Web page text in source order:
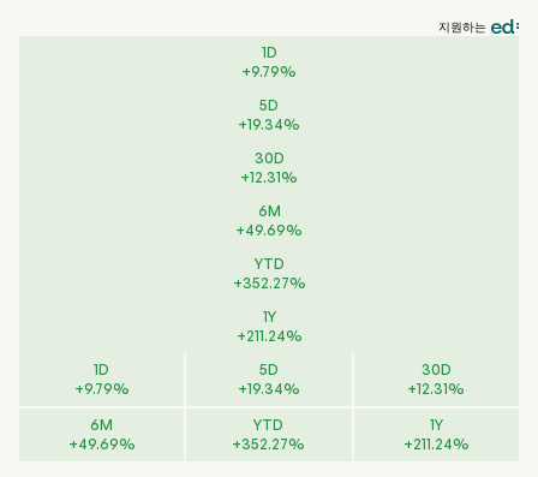
지원하는
1D
+9.79%
5D
+19.34%
30D
+12.31%
6M
+49.69%
YTD
+352.27%
1Y
+211.24%
1D
+9.79%
5D
+19.34%
30D
+12.31%
6M
+49.69%
YTD
+352.27%
1Y
+211.24%